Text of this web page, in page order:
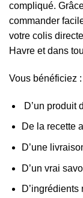
compliqué.
commander
votre colis
Havre et dans
Vous bénéficiez :
D’un produit
De la recette
D’une
D’un vrai